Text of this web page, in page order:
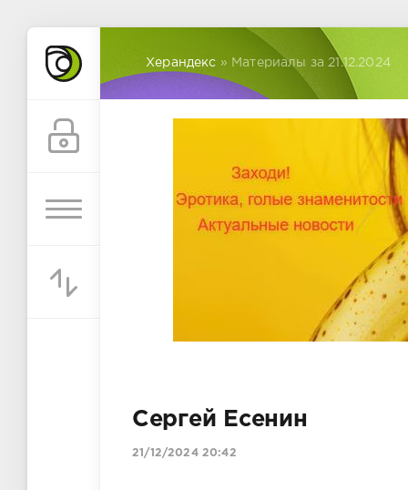
Херандекс » Материалы за 21.12.2024
Сергей Есенин
21/12/2024 20:42